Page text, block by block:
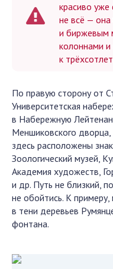
красиво
не всё —
и биржевым
колоннами
к
По правую сторону от
Университетская
в Набережную
Меншиковского
здесь расположены
Зоологический музей,
Академия художеств,
и др. Путь не близкий,
не обойтись. К
в тени деревьев
фонтана.